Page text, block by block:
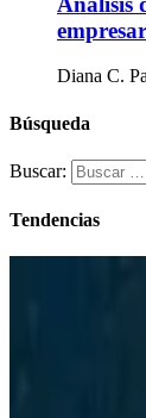
Diana C.
Búsqueda
Buscar:
Tendencias